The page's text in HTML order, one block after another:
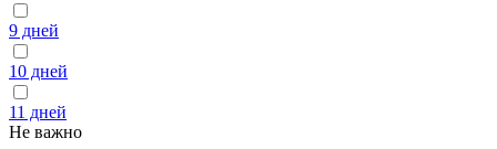
9 дней
10 дней
11 дней
Не важно